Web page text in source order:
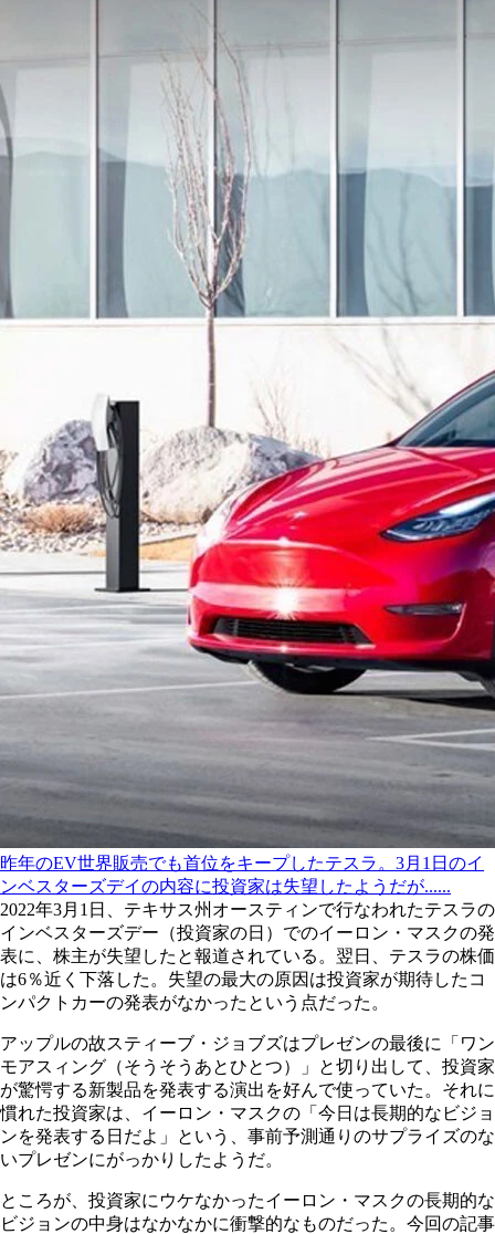
昨年のEV世界販売でも首位をキープしたテスラ。3月1日のイ
ンベスターズデイの内容に投資家は失望したようだが......
2022年3月1日、テキサス州オースティンで行なわれたテスラの
インベスターズデー（投資家の日）でのイーロン・マスクの発
表に、株主が失望したと報道されている。翌日、テスラの株価
は6％近く下落した。失望の最大の原因は投資家が期待したコ
ンパクトカーの発表がなかったという点だった。
アップルの故スティーブ・ジョブズはプレゼンの最後に「ワン
モアスィング（そうそうあとひとつ）」と切り出して、投資家
が驚愕する新製品を発表する演出を好んで使っていた。それに
慣れた投資家は、イーロン・マスクの「今日は長期的なビジョ
ンを発表する日だよ」という、事前予測通りのサプライズのな
いプレゼンにがっかりしたようだ。
ところが、投資家にウケなかったイーロン・マスクの長期的な
ビジョンの中身はなかなかに衝撃的なものだった。今回の記事